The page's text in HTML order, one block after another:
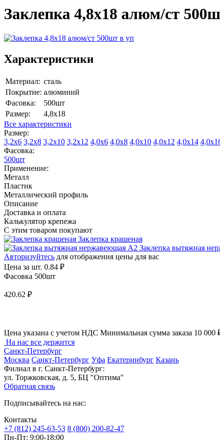
Заклепка 4,8х18 алюм/ст
Характеристики
Материал: сталь
Покрытие: алюминий
Фасовка:
500шт
Размер:
4,8х18
Все характеристики
Размер:
3,2х6 3,2х8 3,2х10 3,2х12 4,0х6 4,0х8 4,0х10 4,0х12 4,0х14
Фасовка:
500шт
Применение:
Металл
Пластик
Металлический профиль
Описание
Доставка и оплата
Калькулятор крепежа
С этим товаром покупают
Заклепка крашеная
Заклепка вытяжная
Авторизуйтесь для отображения цены для вас
Цена за шт. 0.84 ₽
Фасовка 500шт
420.62 ₽
Цена указана с учетом НДС Минимальная сумма заказа 10 000
На нас все держится
Санкт-Петербург
Москва Санкт-Петербург Уфа Екатеринбург Казань
Филиал в г. Санкт-Петербург:
ул. Торжковская, д. 5, БЦ "Оптима"
Обратная связь
Подписывайтесь на нас:
Контакты
+7 (812) 245-63-53 8 (800) 200-82-47
Пн-Пт: 9:00-18:00